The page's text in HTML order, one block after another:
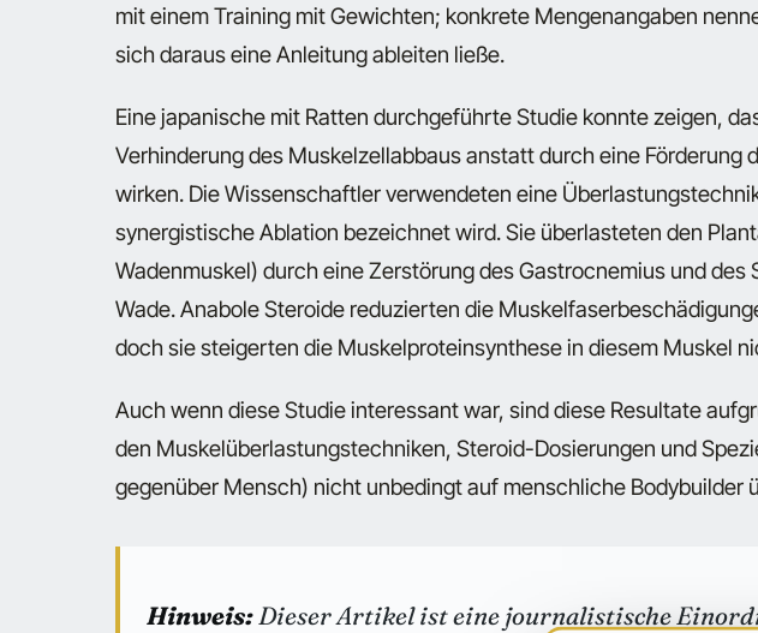
mit einem Training mit Gewichten; konkrete Mengenangaben
sich daraus eine Anleitung ableiten ließe.
Eine japanische mit Ratten durchgeführte Studie konnte zeigen,
Verhinderung des Muskelzellabbaus anstatt durch eine Förderung
wirken. Die Wissenschaftler verwendeten eine
synergistische Ablation bezeichnet wird. Sie überlasteten den
Wadenmuskel) durch eine Zerstörung des Gastrocnemius und des
Wade. Anabole Steroide reduzierten die
doch sie steigerten die Muskelproteinsynthese in diesem Muskel
Auch wenn diese Studie interessant war, sind diese Resultate
den Muskelüberlastungstechniken, Steroid-Dosierungen und
gegenüber Mensch) nicht unbedingt auf menschliche Bodybuilder
Hinweis:Dieser Artikel ist eine journalistische